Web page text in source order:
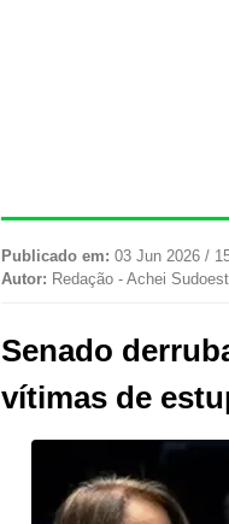
Publicado em: 03 Jun 2026 /
Autor: Redação - Achei
Senado
vítimas de